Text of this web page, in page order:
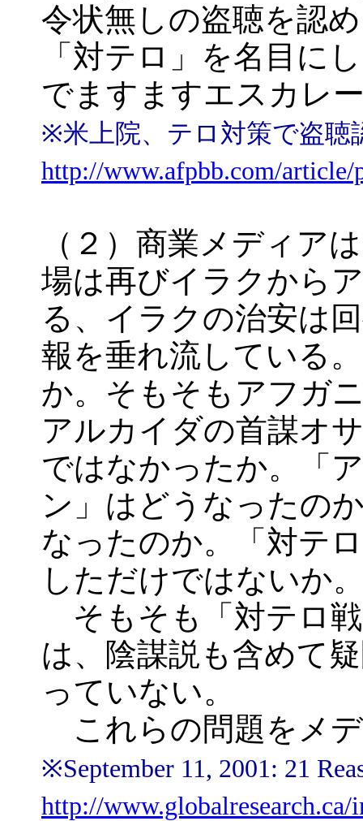
令状無しの盗聴を認
「対テロ」を名目に
でますますエスカレ
※米上院、テロ対策で盗聴
http://www.afpbb.com/article/
（２）商業メディア
場は再びイラクから
る、イラクの治安は
報を垂れ流している
か。そもそもアフガ
アルカイダの首謀オ
ではなかったか。「
ン」はどうなったの
なったのか。「対テ
しただけではないか
そもそも「対テロ
は、陰謀説も含めて
っていない。
これらの問題をメ
※September 11, 2001: 21
http://